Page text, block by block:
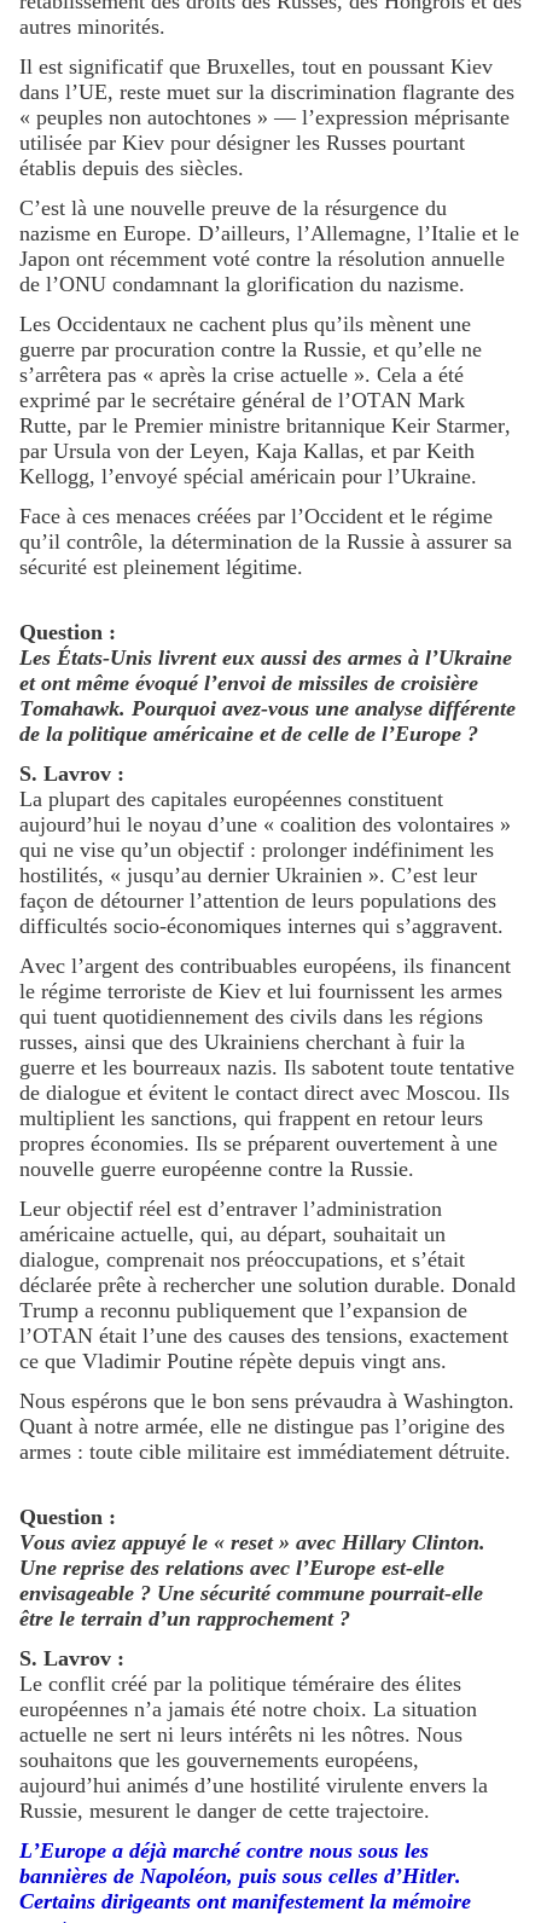
autres minorités.
Il est significatif que Bruxelles, tout en poussant Kiev
dans l’UE, reste muet sur la discrimination flagrante des
« peuples non autochtones » — l’expression méprisante
utilisée par Kiev pour désigner les Russes pourtant
établis depuis des siècles.
C’est là une nouvelle preuve de la résurgence du
nazisme en Europe. D’ailleurs, l’Allemagne, l’Italie et le
Japon ont récemment voté contre la résolution annuelle
de l’ONU condamnant la glorification du nazisme.
Les Occidentaux ne cachent plus qu’ils mènent une
guerre par procuration contre la Russie, et qu’elle ne
s’arrêtera pas « après la crise actuelle ». Cela a été
exprimé par le secrétaire général de l’OTAN Mark
Rutte, par le Premier ministre britannique Keir Starmer,
par Ursula von der Leyen, Kaja Kallas, et par Keith
Kellogg, l’envoyé spécial américain pour l’Ukraine.
Face à ces menaces créées par l’Occident et le régime
qu’il contrôle, la détermination de la Russie à assurer sa
sécurité est pleinement légitime.
Question :
Les États-Unis livrent eux aussi des armes à l’Ukraine
et ont même évoqué l’envoi de missiles de croisière
Tomahawk. Pourquoi avez-vous une analyse différente
de la politique américaine et de celle de l’Europe ?
S. Lavrov :
La plupart des capitales européennes constituent
aujourd’hui le noyau d’une « coalition des volontaires »
qui ne vise qu’un objectif : prolonger indéfiniment les
hostilités, « jusqu’au dernier Ukrainien ». C’est leur
façon de détourner l’attention de leurs populations des
difficultés socio-économiques internes qui s’aggravent.
Avec l’argent des contribuables européens, ils financent
le régime terroriste de Kiev et lui fournissent les armes
qui tuent quotidiennement des civils dans les régions
russes, ainsi que des Ukrainiens cherchant à fuir la
guerre et les bourreaux nazis. Ils sabotent toute tentative
de dialogue et évitent le contact direct avec Moscou. Ils
multiplient les sanctions, qui frappent en retour leurs
propres économies. Ils se préparent ouvertement à une
nouvelle guerre européenne contre la Russie.
Leur objectif réel est d’entraver l’administration
américaine actuelle, qui, au départ, souhaitait un
dialogue, comprenait nos préoccupations, et s’était
déclarée prête à rechercher une solution durable. Donald
Trump a reconnu publiquement que l’expansion de
l’OTAN était l’une des causes des tensions, exactement
ce que Vladimir Poutine répète depuis vingt ans.
Nous espérons que le bon sens prévaudra à Washington.
Quant à notre armée, elle ne distingue pas l’origine des
armes : toute cible militaire est immédiatement détruite.
Question :
Vous aviez appuyé le « reset » avec Hillary Clinton.
Une reprise des relations avec l’Europe est-elle
envisageable ? Une sécurité commune pourrait-elle
être le terrain d’un rapprochement ?
S. Lavrov :
Le conflit créé par la politique téméraire des élites
européennes n’a jamais été notre choix. La situation
actuelle ne sert ni leurs intérêts ni les nôtres. Nous
souhaitons que les gouvernements européens,
aujourd’hui animés d’une hostilité virulente envers la
Russie, mesurent le danger de cette trajectoire.
L’Europe a déjà marché contre nous sous les
bannières de Napoléon, puis sous celles d’Hitler.
Certains dirigeants ont manifestement la mémoire